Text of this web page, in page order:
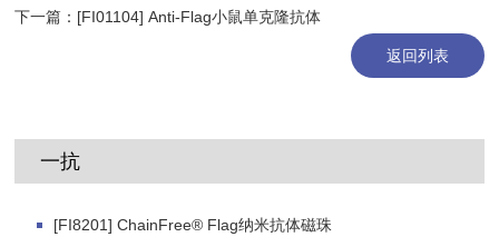
下一篇： [FI01104] Anti-Flag小鼠单克隆抗体
返回列表
一抗
[FI8201] ChainFree® Flag纳米抗体磁珠